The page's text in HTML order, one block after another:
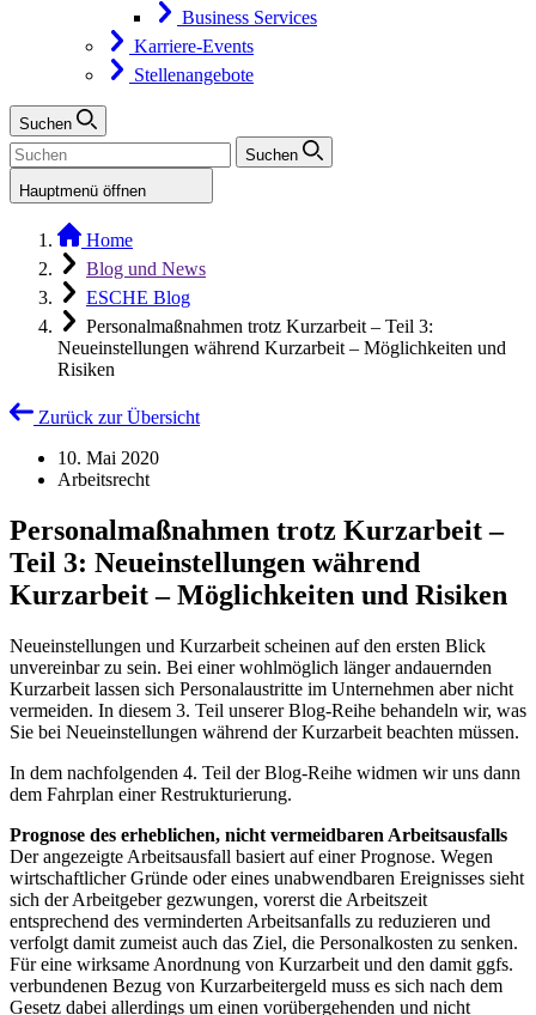
Business Services
Karriere-Events
Stellenangebote
Suchen
Suchen
Hauptmenü öffnen
Home
Blog und News
ESCHE Blog
Personalmaßnahmen trotz Kurzarbeit – Teil 3:
Neueinstellungen während Kurzarbeit – Möglichkeiten und
Risiken
Zurück zur Übersicht
10. Mai 2020
Arbeitsrecht
Personalmaßnahmen trotz Kurzarbeit –
Teil 3: Neueinstellungen während
Kurzarbeit – Möglichkeiten und Risiken
Neueinstellungen und Kurzarbeit scheinen auf den ersten Blick
unvereinbar zu sein. Bei einer wohlmöglich länger andauernden
Kurzarbeit lassen sich Personalaustritte im Unternehmen aber nicht
vermeiden. In diesem 3. Teil unserer Blog-Reihe behandeln wir, was
Sie bei Neueinstellungen während der Kurzarbeit beachten müssen.
In dem nachfolgenden 4. Teil der Blog-Reihe widmen wir uns dann
dem Fahrplan einer Restrukturierung.
Prognose des erheblichen, nicht vermeidbaren Arbeitsausfalls
Der angezeigte Arbeitsausfall basiert auf einer Prognose. Wegen
wirtschaftlicher Gründe oder eines unabwendbaren Ereignisses sieht
sich der Arbeitgeber gezwungen, vorerst die Arbeitszeit
entsprechend des verminderten Arbeitsanfalls zu reduzieren und
verfolgt damit zumeist auch das Ziel, die Personalkosten zu senken.
Für eine wirksame Anordnung von Kurzarbeit und den damit ggfs.
verbundenen Bezug von Kurzarbeitergeld muss es sich nach dem
Gesetz dabei allerdings um einen vorübergehenden und nicht